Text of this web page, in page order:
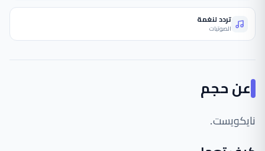
تردد لنغمة
الصوتيات
عن حجم
نايكويست.